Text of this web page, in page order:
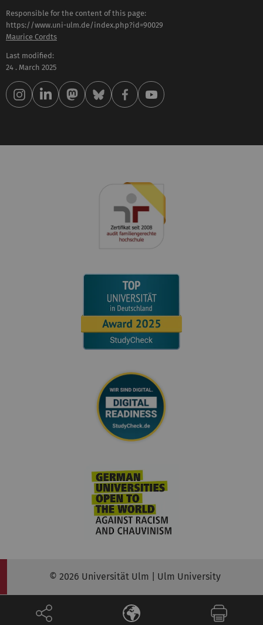
Responsible for the content of this page:
https://www.uni-ulm.de/index.php?id=90029
Maurice Cordts
Last modified:
24 . March 2025
© 2026 Universität Ulm | Ulm University